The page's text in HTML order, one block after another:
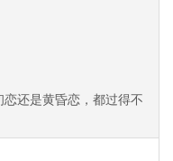
还是黄昏恋，都过得不